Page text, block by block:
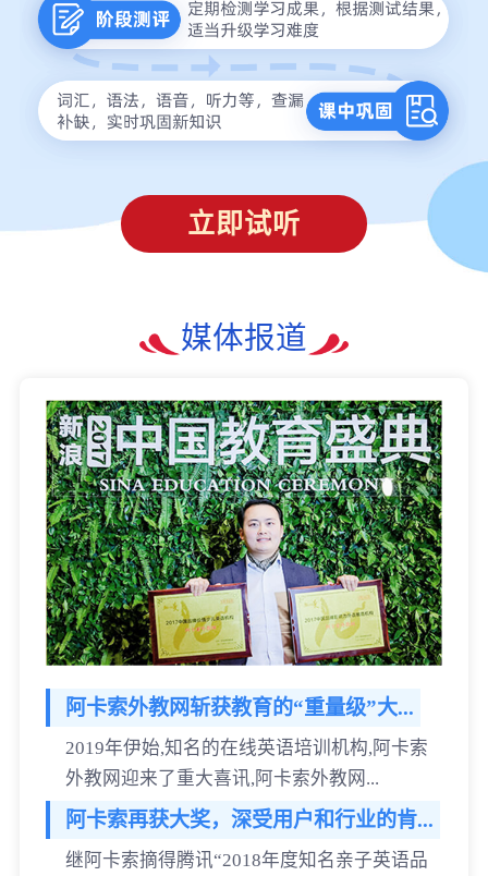
立即试听
媒体报道
阿卡索外教网斩获教育的“重量级”大...
2019年伊始,知名的在线英语培训机构,阿卡索
外教网迎来了重大喜讯,阿卡索外教网...
阿卡索再获大奖，深受用户和行业的肯...
继阿卡索摘得腾讯“2018年度知名亲子英语品